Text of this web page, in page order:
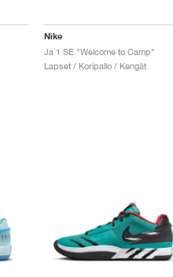
Nike
Ja 1 SE "Welcome to Camp"
Lapset / Koripallo / Kengät